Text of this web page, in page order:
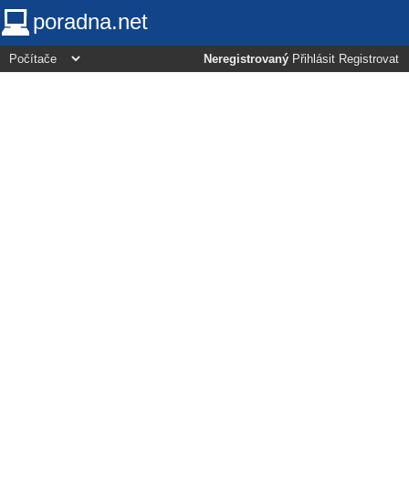
poradna.net
Neregistrovaný Přihlásit Registrovat